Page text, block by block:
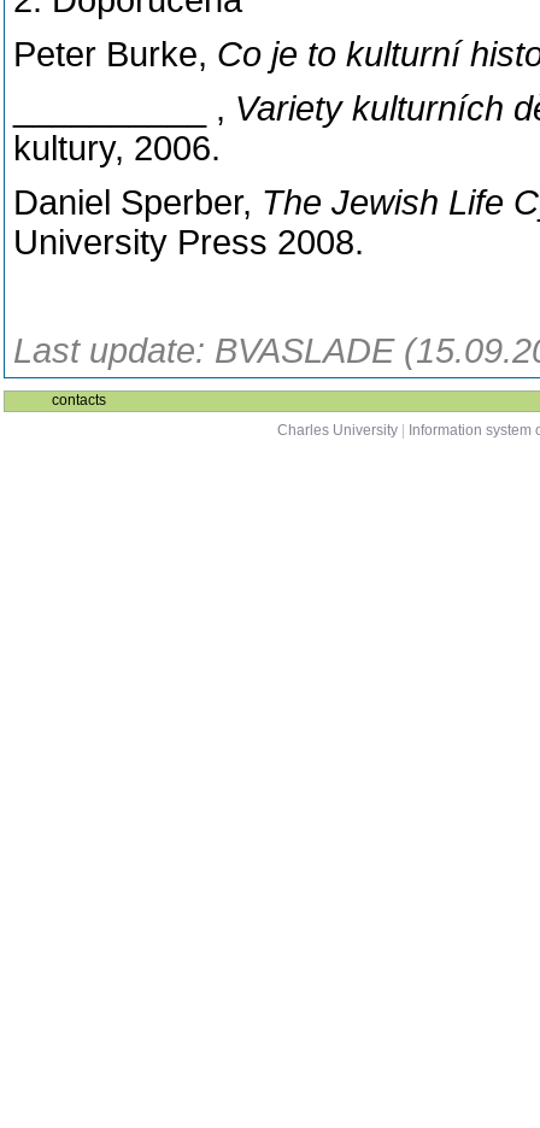
Peter Burke, Co je to kulturní
__________ , Variety kulturních
kultury, 2006.
Daniel Sperber, The Jewish Life
University Press 2008.
Last update: BVASLADE
contacts
Charles University
Information